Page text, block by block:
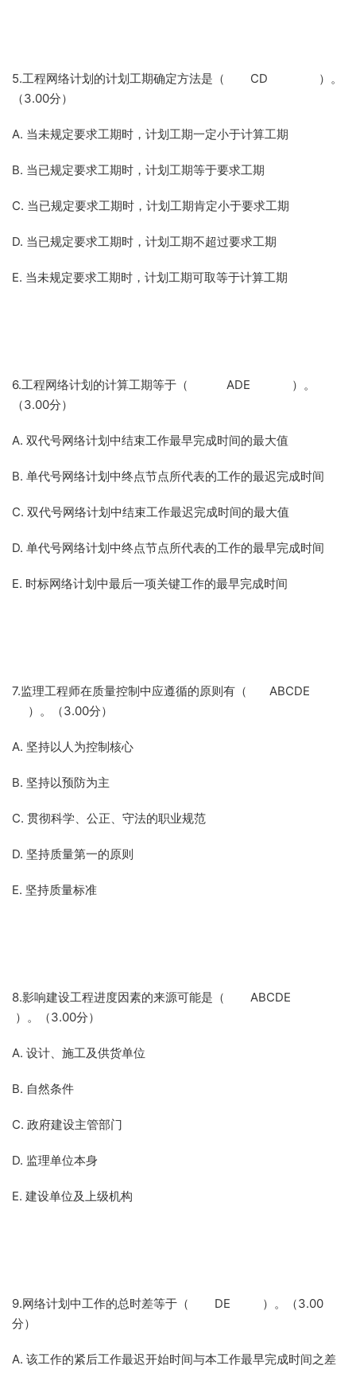
5.工程网络计划的计划工期确定方法是（ CD ）。
（3.00分）
A. 当未规定要求工期时，计划工期一定小于计算工期
B. 当已规定要求工期时，计划工期等于要求工期
C. 当已规定要求工期时，计划工期肯定小于要求工期
D. 当已规定要求工期时，计划工期不超过要求工期
E. 当未规定要求工期时，计划工期可取等于计算工期
6.工程网络计划的计算工期等于（ ADE ）。
（3.00分）
A. 双代号网络计划中结束工作最早完成时间的最大值
B. 单代号网络计划中终点节点所代表的工作的最迟完成时间
C. 双代号网络计划中结束工作最迟完成时间的最大值
D. 单代号网络计划中终点节点所代表的工作的最早完成时间
E. 时标网络计划中最后一项关键工作的最早完成时间
7.监理工程师在质量控制中应遵循的原则有（ ABCDE
）。（3.00分）
A. 坚持以人为控制核心
B. 坚持以预防为主
C. 贯彻科学、公正、守法的职业规范
D. 坚持质量第一的原则
E. 坚持质量标准
8.影响建设工程进度因素的来源可能是（ ABCDE
）。（3.00分）
A. 设计、施工及供货单位
B. 自然条件
C. 政府建设主管部门
D. 监理单位本身
E. 建设单位及上级机构
9.网络计划中工作的总时差等于（ DE ）。（3.00
分）
A. 该工作的紧后工作最迟开始时间与本工作最早完成时间之差